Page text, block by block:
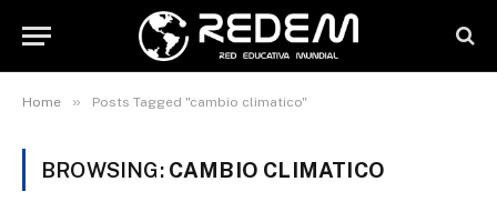
Home » Posts Tagged "cambio climatico"
BROWSING: CAMBIO CLIMATICO